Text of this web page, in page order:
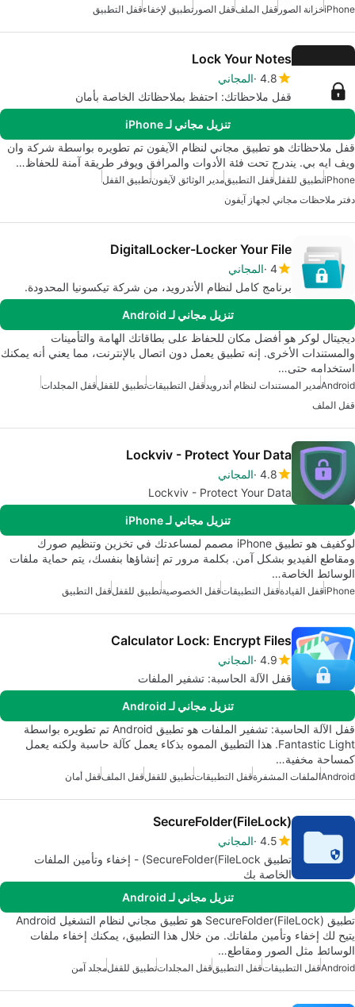
iPhoneخزانة الصور قفل الملفقفل الصور تطبيق لإخفاءقفل التطبيق
Lock Your Notes
4.8 المجاني
قفل ملاحظاتك: احتفظ بملاحظاتك الخاصة بأمان
تنزيل مجاني لـ iPhone
قفل ملاحظاتك هو تطبيق مجاني لنظام الآيفون تم تطويره بواسطة شركة وان
ويف ايه بي. يندرج تحت فئة الأدوات والمرافق ويوفر طريقة آمنة للحفاظ…
iPhoneتطبيق للقفلقفل التطبيقمدير الوثائق لآيفونتطبيق القفل
دفتر ملاحظات مجاني لجهاز آيفون
DigitalLocker-Locker Your File
4 المجاني
برنامج كامل لنظام الأندرويد، من شركة تيكسونيا المحدودة.
تنزيل مجاني لـ Android
ديجيتال لوكر هو أفضل مكان للحفاظ على بطاقاتك الهامة والتأمينات
والمستندات الأخرى. إنه تطبيق يعمل دون اتصال بالإنترنت، مما يعني أنه يمكنك
استخدامه حتى…
Androidمدير المستندات لنظام أندرويدقفل التطبيقاتتطبيق للقفلقفل المجلدات
قفل الملف
Lockviv - Protect Your Data
4.8 المجاني
Lockviv - Protect Your Data
تنزيل مجاني لـ iPhone
لوكفيف هو تطبيق iPhone مصمم لمساعدتك في تخزين وتنظيم صورك
ومقاطع الفيديو بشكل آمن. بكلمة مرور تم إنشاؤها بنفسك، يتم حماية ملفات
الوسائط الخاصة…
iPhoneقفل القيادةقفل التطبيقاتقفل الخصوصيةتطبيق للقفلقفل التطبيق
Calculator Lock: Encrypt Files
4.9 المجاني
قفل الآلة الحاسبة: تشفير الملفات
تنزيل مجاني لـ Android
قفل الآلة الحاسبة: تشفير الملفات هو تطبيق Android تم تطويره بواسطة
Fantastic Light. هذا التطبيق المموه بذكاء يعمل كآلة حاسبة ولكنه يعمل
كمساحة مخفية…
Androidالملفات المشفرةقفل التطبيقاتتطبيق للقفلقفل الملفقفل أمان
SecureFolder(FileLock)
4.5 المجاني
تطبيق SecureFolder(FileLock) - إخفاء وتأمين الملفات
الخاصة بك
تنزيل مجاني لـ Android
تطبيق SecureFolder(FileLock) هو تطبيق مجاني لنظام التشغيل Android
يتيح لك إخفاء وتأمين ملفاتك. من خلال هذا التطبيق، يمكنك إخفاء ملفات
الوسائط مثل الصور ومقاطع…
Androidقفل التطبيقاتقفل التطبيققفل المجلداتتطبيق للقفلمجلد آمن